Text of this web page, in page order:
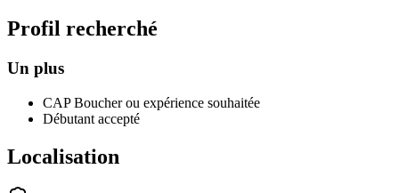
Profil recherché
Un plus
CAP Boucher ou expérience souhaitée
Débutant accepté
Localisation